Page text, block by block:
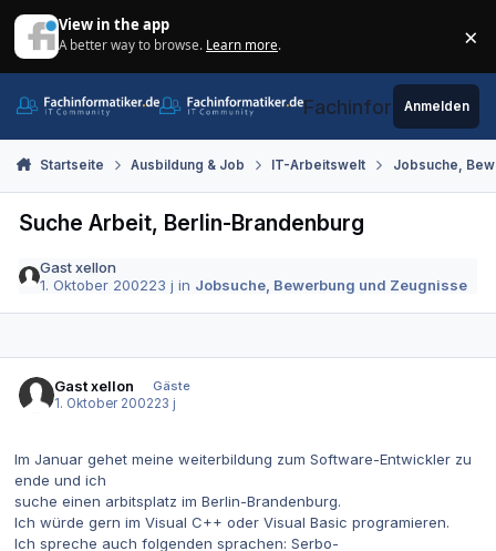
View in the app
A better way to browse. Learn more. ×
Fachinformatiker.de
Anmelden
Startseite Ausbildung & Job IT-Arbeitswelt Jobsuche,
Suche Arbeit, Berlin-Brandenburg
Gast xellon
1. Oktober 200223 j in Jobsuche, Bewerbung und Zeugnisse
Gast xellon
Gäste
1. Oktober 200223 j
Im Januar gehet meine weiterbildung zum Software-Entwickler zu
ende und ich
suche einen arbitsplatz im Berlin-Brandenburg.
Ich würde gern im Visual C++ oder Visual Basic programieren.
Ich spreche auch folgenden sprachen: Serbo-